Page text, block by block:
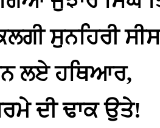
ਸੁਨਹਿਰੀ
ਲਏ ਹਥਿਆਰ,
ਦੀ ਢਾਕ ਉਤੇ!